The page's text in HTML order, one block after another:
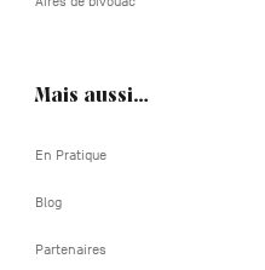
Mais aussi…
En Pratique
Blog
Partenaires